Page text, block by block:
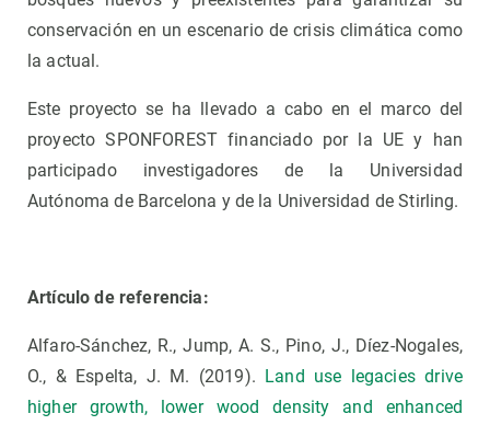
conservación en un escenario de crisis climática como
la actual.
Este proyecto se ha llevado a cabo en el marco del
proyecto SPONFOREST financiado por la UE y han
participado investigadores de la Universidad
Autónoma de Barcelona y de la Universidad de Stirling.
Artículo de referencia:
Alfaro-Sánchez, R., Jump, A. S., Pino, J., Díez-Nogales,
O., & Espelta, J. M. (2019). Land use legacies drive
higher growth, lower wood density and enhanced